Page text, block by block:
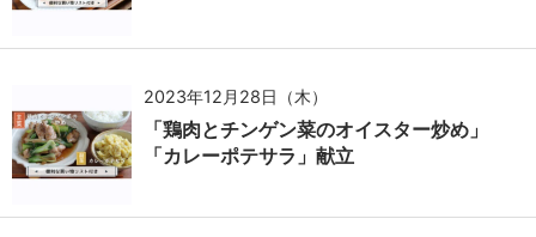
2023年12月28日（木）
「鶏肉とチンゲン菜のオイスター炒め」
「カレーポテサラ」献立